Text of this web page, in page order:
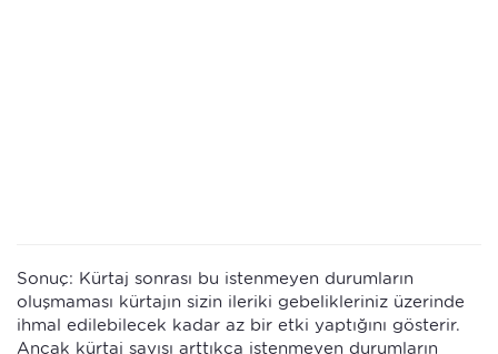
Sonuç: Kürtaj sonrası bu istenmeyen durumların
oluşmaması kürtajın sizin ileriki gebelikleriniz üzerinde
ihmal edilebilecek kadar az bir etki yaptığını gösterir.
Ancak kürtaj sayısı arttıkça istenmeyen durumların